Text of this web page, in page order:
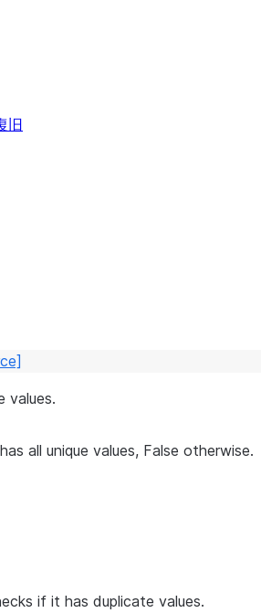
旧
values.
all unique values, False otherwise.
if it has duplicate values.